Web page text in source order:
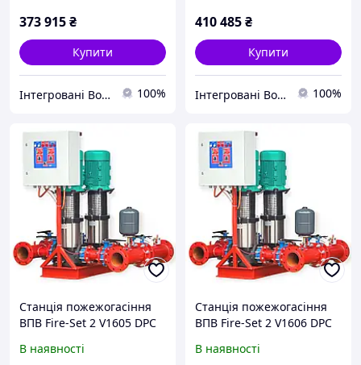
373 915₴
Купити
Інтегровані Водні Технології ТОВ 100%
410 485₴
Купити
Інтегровані Водні Технології ТОВ 100%
Станція пожежогасіння
ВПВ Fire-Set 2 V1605 DPC
В наявності
Станція пожежогасіння
ВПВ Fire-Set 2 V1606 DPC
В наявності